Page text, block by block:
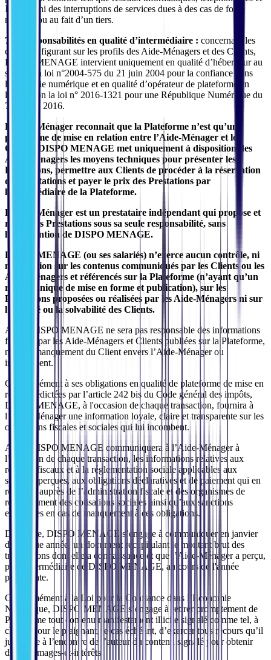
Internet, ni des interruptions de services dues à des cas de force
majeure ou au fait d’un tiers.
7.2. Responsabilités en qualité d’intermédiaire : concernant les
contenus figurant sur les profils des Aide-Ménagers et des Clients,
DISPO MENAGE intervient uniquement en qualité d’hébergeur au
sens de la loi n°2004-575 du 21 juin 2004 pour la confiance dans
l'économie numérique et en qualité d’opérateur de plateforme en
ligne selon la loi n° 2016-1321 pour une République Numérique du
7 octobre 2016.
L’Aide-Ménager reconnait que la Plateforme n’est qu’une
plateforme de mise en relation entre l’Aide-Ménager et les
Clients. DISPO MENAGE met uniquement à disposition des
Aide-Ménagers les moyens techniques pour présenter les
Prestations, permettre aux Clients de procéder à la réservation
des Prestations et payer le prix des Prestations par
l’intermédiaire de la Plateforme.
L’Aide-Ménager est un prestataire indépendant qui propose et
réalise les Prestations sous sa seule responsabilité, sans
l’intervention de DISPO MENAGE.
DISPO MENAGE (ou ses salariés) n’exerce aucun contrôle, ni
modération sur les contenus communiqués par les Clients ou les
Aide-Ménagers et référencés sur la Plateforme (n’ayant qu’un
rôle technique de mise en forme et publication), sur les
Prestations proposées ou réalisées par les Aide-Ménagers ni sur
l’identité ou la solvabilité des Clients.
Ainsi, DISPO MENAGE ne sera pas responsable des informations
fournies par les Aide-Ménagers et Clients publiées sur la Plateforme,
ni d’un manquement du Client envers l’Aide-Ménager ou
inversement.
Conformément à ses obligations en qualité de plateforme de mise en
relation édictées par l’article 242 bis du Code général des impôts,
DISPO MENAGE, à l'occasion de chaque transaction, fournira à
l’Aide-Ménager une information loyale, claire et transparente sur les
obligations fiscales et sociales qui lui incombent.
Ainsi, DISPO MENAGE communiquera à l’Aide-Ménager à
l’occasion de chaque transaction, les informations relatives aux
régimes fiscaux et à la réglementation sociale applicables aux
sommes perçues, aux obligations déclaratives et de paiement qui en
résultent auprès de l’administration fiscale et des organismes de
recouvrement des cotisations sociales ainsi qu’aux sanctions
encourues en cas de manquement à ces obligations.
De même, DISPO MENAGE s’engage à communiquer en janvier
de chaque année, un document récapitulant le montant brut des
transactions dont elle a connaissance et que l’Aide-Ménager a perçu,
par l’intermédiaire de DISPO MENAGE, au cours de l'année
précédente.
Conformément à la Loi pour la Confiance dans l’Economie
Numérique, DISPO MENAGE s’engage à retirer promptement de
Plateforme tout contenu manifestement illicite signalé comme tel, à
charge pour le plaignant, le cas échéant, d’exercer tous recours qu’il
juge utile à l’encontre de l’auteur du contenu signalé pour obtenir
des dommages-et-intérêts.